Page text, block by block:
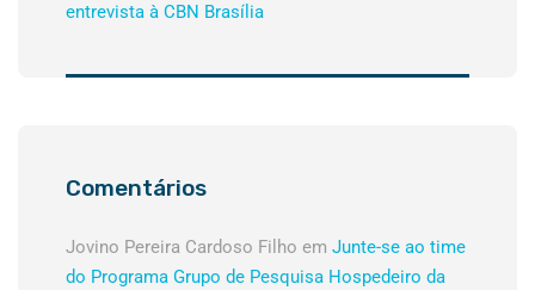
entrevista à CBN Brasília
Comentários
Jovino Pereira Cardoso Filho em Junte-se ao time
do Programa Grupo de Pesquisa Hospedeiro da